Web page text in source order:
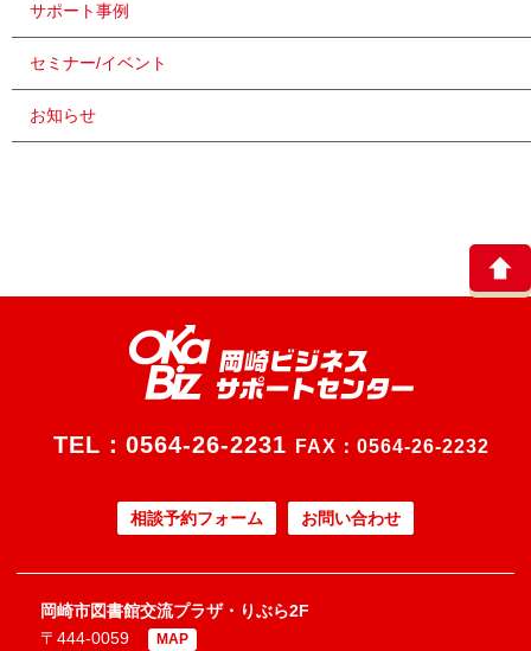
サポート事例
セミナー/イベント
お知らせ
TEL： 0564-26-2231 FAX：0564-26-2232
相談予約フォーム お問い合わせ
岡崎市図書館交流プラザ・りぶら2F
〒444-0059
MAP